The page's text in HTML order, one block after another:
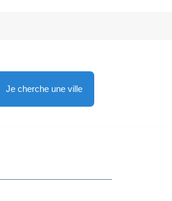
Je cherche une ville